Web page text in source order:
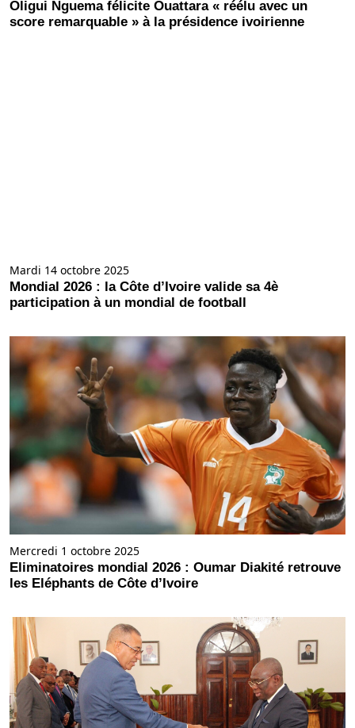
Oligui Nguema félicite Ouattara « réélu avec un
score remarquable » à la présidence ivoirienne
Mardi 14 octobre 2025
Mondial 2026 : la Côte d’Ivoire valide sa 4è
participation à un mondial de football
Mercredi 1 octobre 2025
Eliminatoires mondial 2026 : Oumar Diakité retrouve
les Eléphants de Côte d’Ivoire